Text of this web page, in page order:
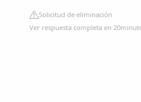
Solicitud de eliminación
Ver respuesta completa en